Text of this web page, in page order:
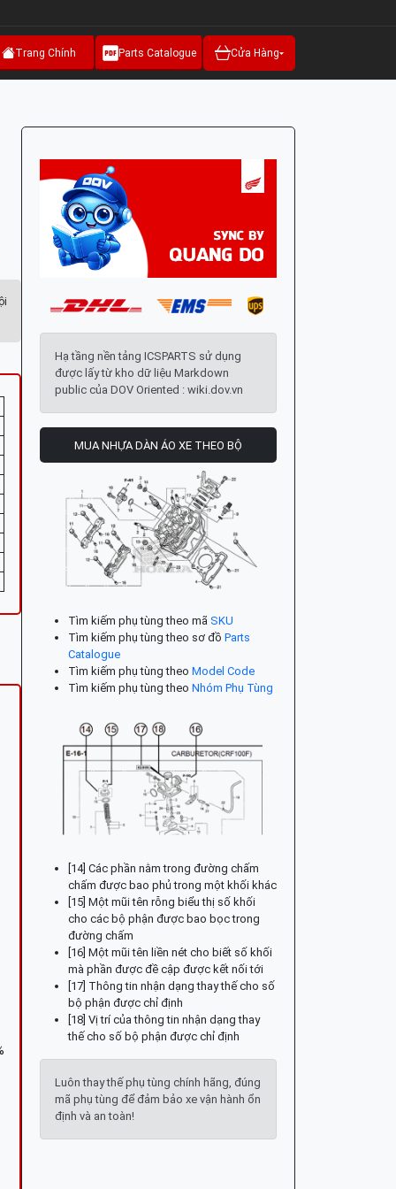
Trang Chính Parts Catalogue Cửa Hàng
Hạ tầng nền tảng ICSPARTS sử dụng
được lấy từ kho dữ liệu Markdown
public của DOV Oriented : wiki.dov.vn
MUA NHỰA DÀN ÁO XE THEO BỘ
Tìm kiếm phụ tùng theo mã SKU
Tìm kiếm phụ tùng theo sơ đồ Parts
Catalogue
Tìm kiếm phụ tùng theo Model Code
Tìm kiếm phụ tùng theo Nhóm Phụ Tùng
[14] Các phần nằm trong đường chấm
chấm được bao phủ trong một khối khác
[15] Một mũi tên rỗng biểu thị số khối
cho các bộ phận được bao bọc trong
đường chấm
[16] Một mũi tên liền nét cho biết số khối
mà phần được đề cập được kết nối tới
[17] Thông tin nhận dạng thay thế cho số
bộ phận được chỉ định
[18] Vị trí của thông tin nhận dạng thay
thế cho số bộ phận được chỉ định
Luôn thay thế phụ tùng chính hãng, đúng
mã phụ tùng để đảm bảo xe vận hành ổn
định và an toàn!